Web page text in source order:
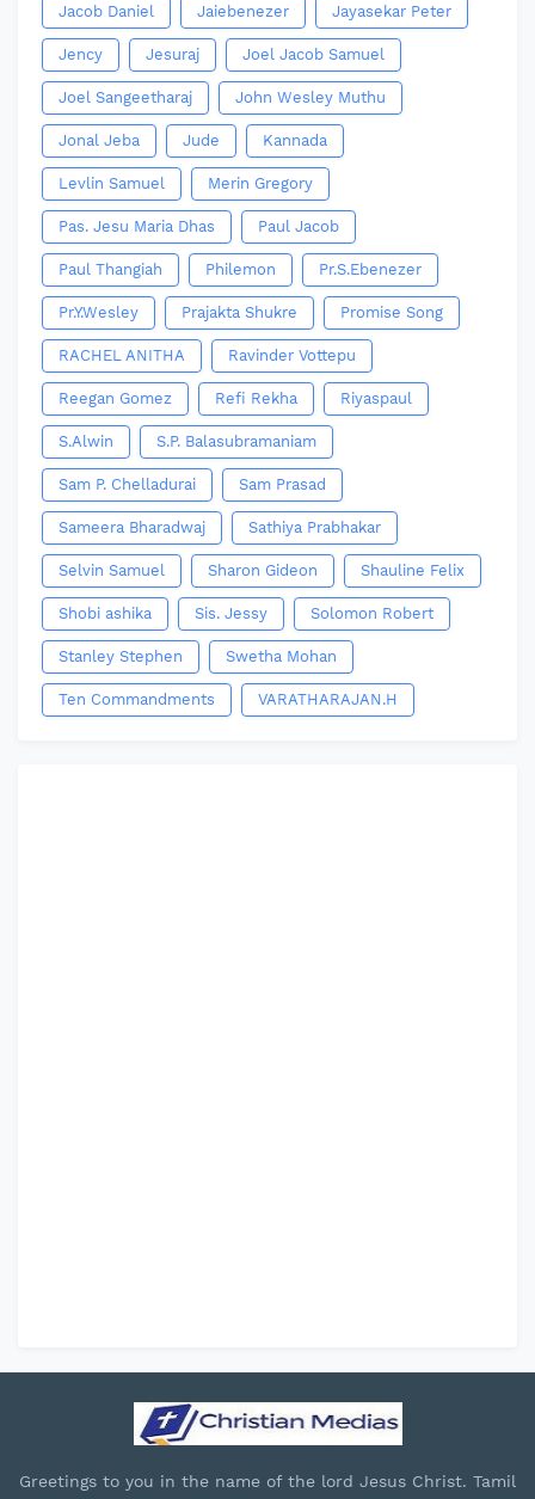
Jacob Daniel Jaiebenezer Jayasekar Peter
Jency Jesuraj Joel Jacob Samuel
Joel Sangeetharaj John Wesley Muthu
Jonal Jeba Jude Kannada
Levlin Samuel Merin Gregory
Pas. Jesu Maria Dhas Paul Jacob
Paul Thangiah Philemon Pr.S.Ebenezer
Pr.Y.Wesley Prajakta Shukre Promise Song
RACHEL ANITHA Ravinder Vottepu
Reegan Gomez Refi Rekha Riyaspaul
S.Alwin S.P. Balasubramaniam
Sam P. Chelladurai Sam Prasad
Sameera Bharadwaj Sathiya Prabhakar
Selvin Samuel Sharon Gideon Shauline Felix
Shobi ashika Sis. Jessy Solomon Robert
Stanley Stephen Swetha Mohan
Ten Commandments VARATHARAJAN.H
Greetings to you in the name of the lord Jesus Christ. Tamil